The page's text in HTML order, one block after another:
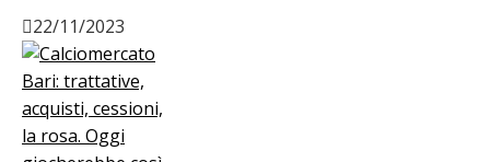
22/11/2023